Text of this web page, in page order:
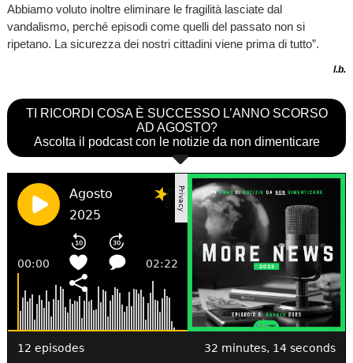
Abbiamo voluto inoltre eliminare le fragilità lasciate dal
vandalismo, perché episodi come quelli del passato non si
ripetano. La sicurezza dei nostri cittadini viene prima di tutto”.
l.b.
TI RICORDI COSA È SUCCESSO L’ANNO SCORSO
AD AGOSTO?
Ascolta il podcast con le notizie da non dimenticare